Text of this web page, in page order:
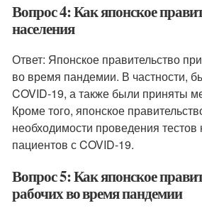
Вопрос 4: Как японское
населения
Ответ: Японское правительство
во время пандемии. В частности,
COVID-19, а также были приняты
Кроме того, японское
необходимости проведения
пациентов с COVID-19.
Вопрос 5: Как японское
рабочих во время пандемии